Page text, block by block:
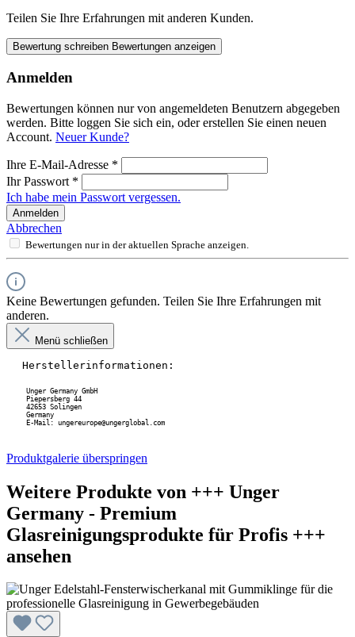
Teilen Sie Ihre Erfahrungen mit anderen Kunden.
Bewertung schreiben Bewertungen anzeigen
Anmelden
Bewertungen können nur von angemeldeten Benutzern abgegeben
werden. Bitte loggen Sie sich ein, oder erstellen Sie einen neuen
Account. Neuer Kunde?
Ihre E-Mail-Adresse *
Ihr Passwort *
Ich habe mein Passwort vergessen.
Anmelden
Abbrechen
Bewertungen nur in der aktuellen Sprache anzeigen.
Keine Bewertungen gefunden. Teilen Sie Ihre Erfahrungen mit
anderen.
Menü schließen
Herstellerinformationen:
Unger Germany GmbH
Piepersberg 44
42653 Solingen
Germany
E-Mail: ungereurope@ungerglobal.com
Produktgalerie überspringen
Weitere Produkte von +++ Unger
Germany - Premium
Glasreinigungsprodukte für Profis +++
ansehen